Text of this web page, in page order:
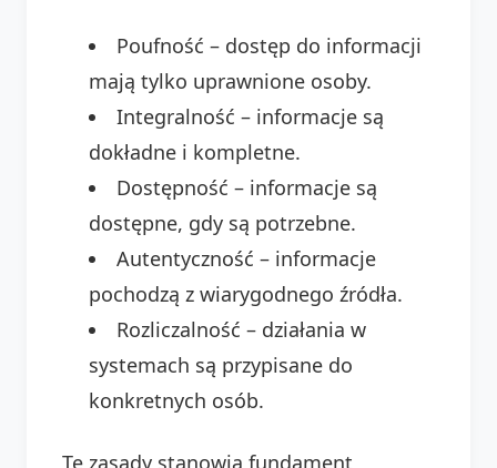
Poufność – dostęp do informacji
mają tylko uprawnione osoby.
Integralność – informacje są
dokładne i kompletne.
Dostępność – informacje są
dostępne, gdy są potrzebne.
Autentyczność – informacje
pochodzą z wiarygodnego źródła.
Rozliczalność – działania w
systemach są przypisane do
konkretnych osób.
Te zasady stanowią fundament